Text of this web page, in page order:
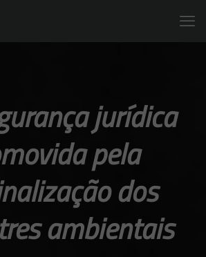
jurídica
pela
dos
ambientais